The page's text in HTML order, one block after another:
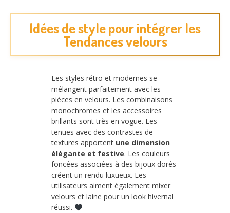
Idées de style pour intégrer les
Tendances velours
Les styles rétro et modernes se
mélangent parfaitement avec les
pièces en velours. Les combinaisons
monochromes et les accessoires
brillants sont très en vogue. Les
tenues avec des contrastes de
textures apportent une dimension
élégante et festive. Les couleurs
foncées associées à des bijoux dorés
créent un rendu luxueux. Les
utilisateurs aiment également mixer
velours et laine pour un look hivernal
réussi.